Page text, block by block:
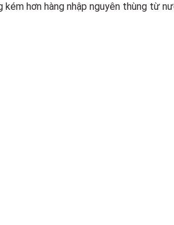
hơn hàng nhập nguyên thùng từ